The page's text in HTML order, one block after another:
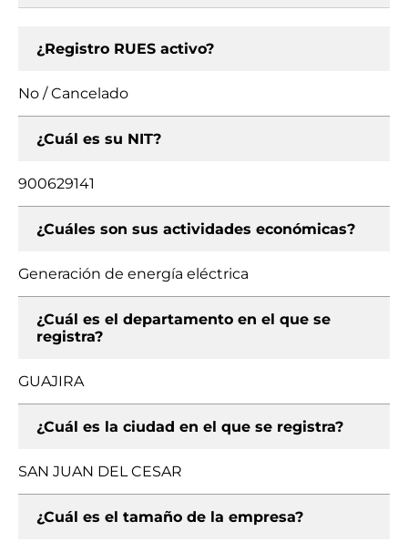
¿Registro RUES activo?
No / Cancelado
¿Cuál es su NIT?
900629141
¿Cuáles son sus actividades económicas?
Generación de energía eléctrica
¿Cuál es el departamento en el que se
registra?
GUAJIRA
¿Cuál es la ciudad en el que se registra?
SAN JUAN DEL CESAR
¿Cuál es el tamaño de la empresa?